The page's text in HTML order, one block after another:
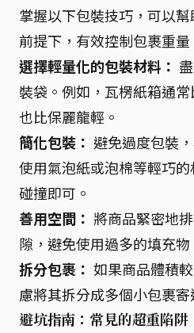
掌握以下包裝技巧，可以
前提下，有效控制包裹重
選擇輕量化的包裝材料：
裝袋。例如，瓦楞紙箱通
也比保麗龍輕。
簡化包裝： 避免過度包裝
使用氣泡紙或泡棉等輕巧
碰撞即可。
善用空間： 將商品緊密地
隙，避免使用過多的填充物
拆分包裹： 如果商品體積
慮將其拆分成多個小包裹寄
避坑指南：常見的超重陷阱